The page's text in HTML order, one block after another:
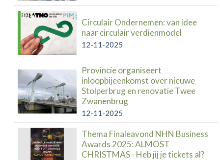
Circulair Ondernemen: van idee
naar circulair verdienmodel
12-11-2025
Provincie organiseert
inloopbijeenkomst over nieuwe
Stolperbrug en renovatie Twee
Zwanenbrug
12-11-2025
Thema Finaleavond NHN Business
Awards 2025: ALMOST
CHRISTMAS - Heb jij je tickets al?